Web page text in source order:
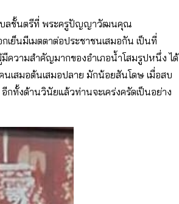
บลชั้นตรีที่ พระครูปัญญาวัฒนคุณ
เย็นมีเมตตาต่อประชาชนเสมอกัน เป็นที่
มีความสำคัญมากของอำเภอน้ำโสมรูปหนึ่ง ได้
เสมอต้นเสมอปลาย มักน้อยสันโดษ เมื่อสบ
ทั้งด้านวินัยแล้วท่านจะเคร่งครัดเป็นอย่าง